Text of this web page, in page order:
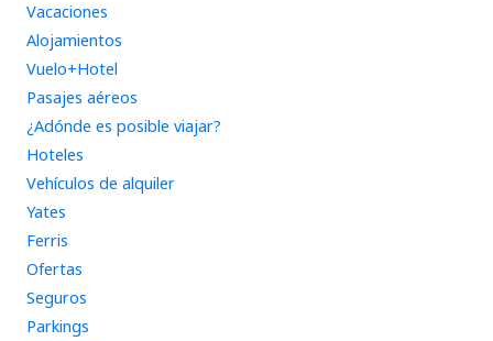
Vacaciones
Alojamientos
Vuelo+Hotel
Pasajes aéreos
¿Adónde es posible viajar?
Hoteles
Vehículos de alquiler
Yates
Ferris
Ofertas
Seguros
Parkings